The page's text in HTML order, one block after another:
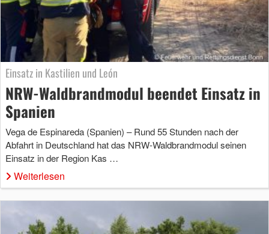
Einsatz in Kastilien und León
NRW-Waldbrandmodul beendet Einsatz in
Spanien
Vega de Espinareda (Spanien) – Rund 55 Stunden nach der
Abfahrt in Deutschland hat das NRW-Waldbrandmodul seinen
Einsatz in der Region Kas …
Weiterlesen